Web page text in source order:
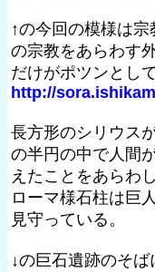
↑の今回の模様は
の宗教をあらわす
だけがポツンとし
http://
長方形のシリウス
の半円の中で人間
えたことをあらわ
ローマ様石柱は巨
見守っている。
↓の巨石遺跡のそ